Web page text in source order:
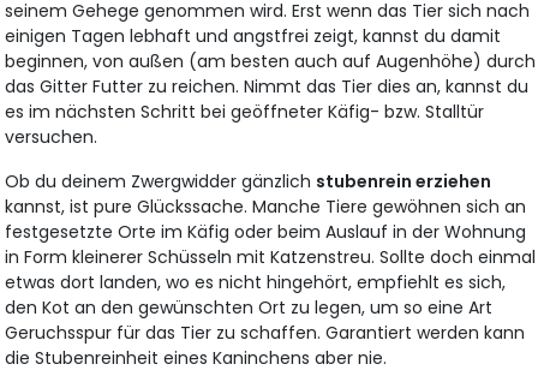
seinem Gehege genommen wird. Erst wenn das Tier sich nach
einigen Tagen lebhaft und angstfrei zeigt, kannst du damit
beginnen, von außen (am besten auch auf Augenhöhe) durch
das Gitter Futter zu reichen. Nimmt das Tier dies an, kannst du
es im nächsten Schritt bei geöffneter Käfig- bzw. Stalltür
versuchen.
Ob du deinem Zwergwidder gänzlich stubenrein erziehen
kannst, ist pure Glückssache. Manche Tiere gewöhnen sich an
festgesetzte Orte im Käfig oder beim Auslauf in der Wohnung
in Form kleinerer Schüsseln mit Katzenstreu. Sollte doch einmal
etwas dort landen, wo es nicht hingehört, empfiehlt es sich,
den Kot an den gewünschten Ort zu legen, um so eine Art
Geruchsspur für das Tier zu schaffen. Garantiert werden kann
die Stubenreinheit eines Kaninchens aber nie.